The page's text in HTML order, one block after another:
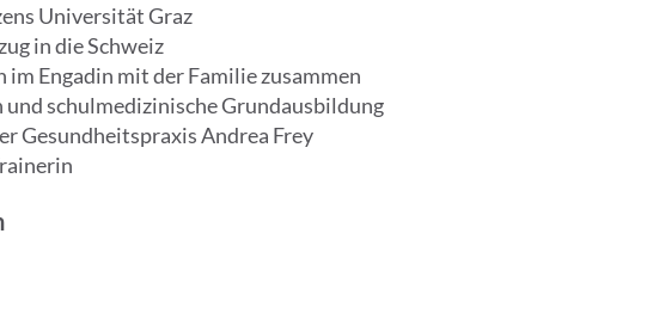
Universität Graz
in die Schweiz
Engadin mit der Familie zusammen
schulmedizinische Grundausbildung
Gesundheitspraxis Andrea Frey